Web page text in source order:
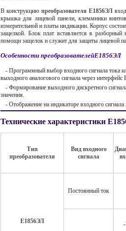
В конструкцию преобразователя Е1856ЭЛ
крышка для лицевой панели, клеммники
измерительной и платы индикации. Корпус
защелкой. Блок плат вставляется в
помощи защелок и служит для защиты лицевой
Особенности преобразователейЕ1856ЭЛ
- Программный выбор входного сигнала тока
выходного аналогового сигнала через
- Формирование выходного дискретного
значения.
- Отображение на индикаторе входного
Технические характеристики
Тип
преобразователя
Вид входного
сигнала
Е1856ЭЛ
Постоянный ток